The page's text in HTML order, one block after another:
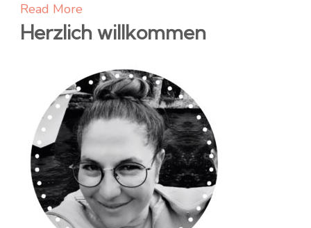
der
Giraffe
Read More
Herzlich willkommen